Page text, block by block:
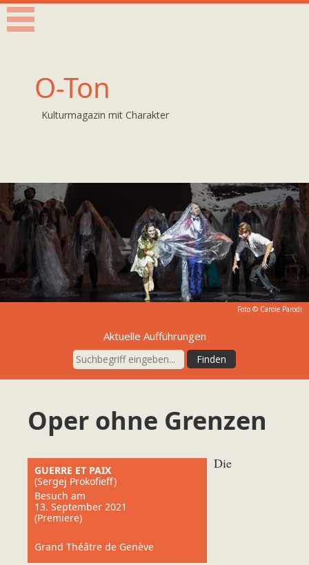
O-Ton
Kulturmagazin mit Charakter
Foto © Carole Parodi
Aktuelle Aufführungen
Oper ohne Grenzen
GUERRE ET PAIX
(Sergej Prokofieff)
Besuch am
13. September 2021
(Premiere)
Grand Théâtre de Genève
Die